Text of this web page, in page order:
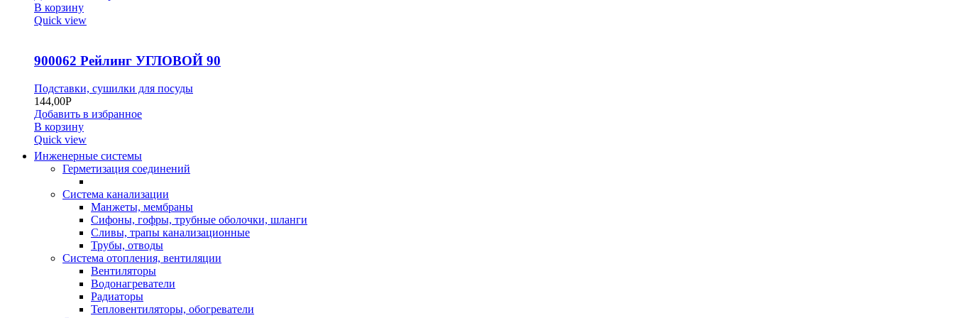
В корзину
Quick view
900062 Рейлинг УГЛОВОЙ 90
Подставки, сушилки для посуды
144,00Р
Добавить в избранное
В корзину
Quick view
Инженерные системы
Герметизация соединений
Система канализации
Манжеты, мембраны
Сифоны, гофры, трубные оболочки, шланги
Сливы, трапы канализационные
Трубы, отводы
Система отопления, вентиляции
Вентиляторы
Водонагреватели
Радиаторы
Тепловентиляторы, обогреватели